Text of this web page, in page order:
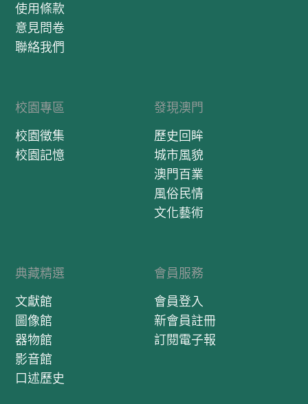
使用條款
意見問卷
聯絡我們
校園專區
校園徵集
校園記憶
發現澳門
歷史回眸
城市風貌
澳門百業
風俗民情
文化藝術
典藏精選
文獻館
圖像館
器物館
影音館
口述歷史
會員服務
會員登入
新會員註冊
訂閱電子報